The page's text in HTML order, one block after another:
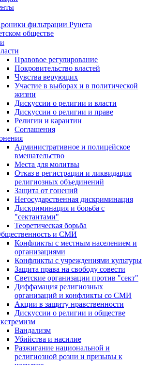
фильтрации Рунета
обществе
Правовое регулирование
Покровительство властей
Чувства верующих
Участие в выборах и в политической
жизни
Дискуссии о религии и власти
Дискуссии о религии и праве
Религии и карантин
Соглашения
Административное и полицейское
вмешательство
Места для молитвы
Отказ в регистрации и ликвидация
религиозных объединений
Защита от гонений
Негосударственная дискриминация
Дискриминация и борьба с
"сектантами"
Теоретическая борьба
и СМИ
Конфликты с местным населением и
организациями
Конфликты с учреждениями культуры
Защита права на свободу совести
Светские организации против "сект"
Диффамация религиозных
организаций и конфликты со СМИ
Акции в защиту нравственности
Дискуссии о религии и обществе
Вандализм
Убийства и насилие
Разжигание национальной и
религиозной розни и призывы к